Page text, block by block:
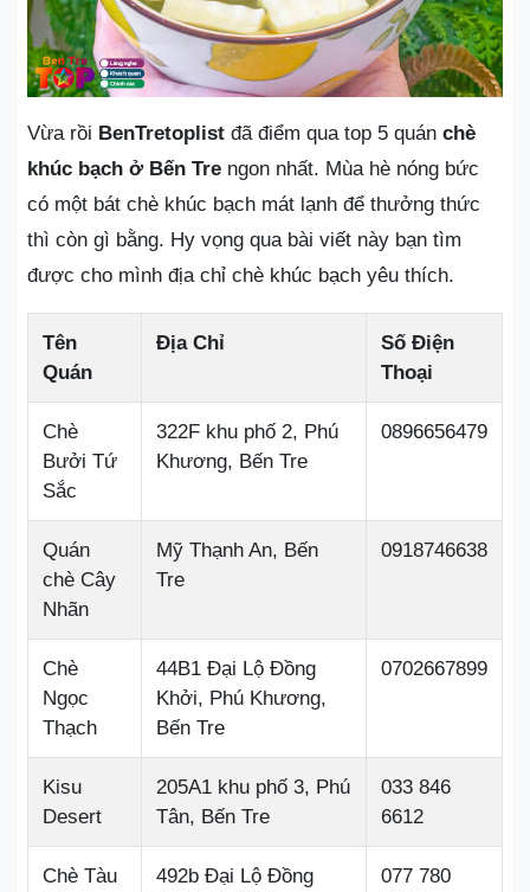
Vừa rồi BenTretoplist đã điểm qua top 5 quán chè
khúc bạch ở Bến Tre ngon nhất. Mùa hè nóng bức
có một bát chè khúc bạch mát lạnh để thưởng thức
thì còn gì bằng. Hy vọng qua bài viết này bạn tìm
được cho mình địa chỉ chè khúc bạch yêu thích.
Tên
Quán
Địa Chỉ
Số Điện
Thoại
Chè
Bưởi Tứ
Sắc
322F khu phố 2, Phú
Khương, Bến Tre
0896656479
Quán
chè Cây
Nhãn
Mỹ Thạnh An, Bến
Tre
0918746638
Chè
Ngọc
Thạch
44B1 Đại Lộ Đồng
Khởi, Phú Khương,
Bến Tre
0702667899
Kisu
Desert
205A1 khu phố 3, Phú
Tân, Bến Tre
033 846
6612
Chè Tàu
492b Đại Lộ Đồng
077 780